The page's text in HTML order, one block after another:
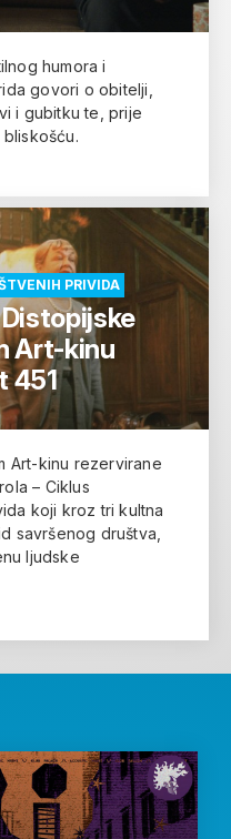
humora i
govori o obitelji,
i gubitku te, prije
PRIVIDA
Art-kinu
451
Art-kinu rezervirane
– Ciklus
koji kroz tri kultna
savršenog društva,
ljudske